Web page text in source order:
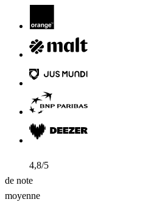
4,8/5
de note
moyenne